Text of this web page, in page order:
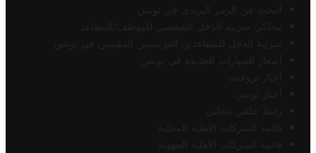
البحث عن الرمز البريدي في تونس
محاكي ضريبة الدخل الشخصي للموظف/المتقاعد
ضريبة الدخل للمتقاعدين الفرنسيين المقيمين في تونس
أسعار السيارات الجديدة في تونس
أخبار تروفيت
أخبار تونس
رابط خلفي مجاني
قائمة الشركات الأهلية المحلية
قائمة الشركات الأهلية الجهوية